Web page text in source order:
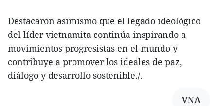
Destacaron asimismo que el legado ideológico
del líder vietnamita continúa inspirando a
movimientos progresistas en el mundo y
contribuye a promover los ideales de paz,
diálogo y desarrollo sostenible./.
VNA